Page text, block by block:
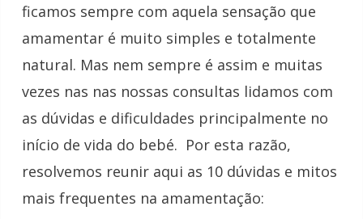
ficamos sempre com aquela sensação que
amamentar é muito simples e totalmente
natural. Mas nem sempre é assim e muitas
vezes nas nas nossas consultas lidamos com
as dúvidas e dificuldades principalmente no
início de vida do bebé. Por esta razão,
resolvemos reunir aqui as 10 dúvidas e mitos
mais frequentes na amamentação: